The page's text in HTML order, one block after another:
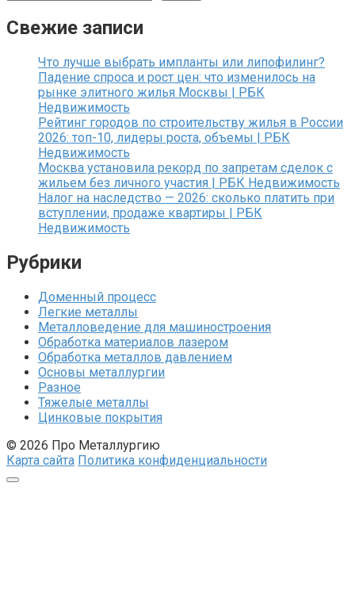
Свежие записи
Что лучше выбрать импланты или липофилинг?
Падение спроса и рост цен: что изменилось на
рынке элитного жилья Москвы | РБК
Недвижимость
Рейтинг городов по строительству жилья в России
2026: топ-10, лидеры роста, объемы | РБК
Недвижимость
Москва установила рекорд по запретам сделок с
жильем без личного участия | РБК Недвижимость
Налог на наследство — 2026: сколько платить при
вступлении, продаже квартиры | РБК
Недвижимость
Рубрики
Доменный процесс
Легкие металлы
Металловедение для машиностроения
Обработка материалов лазером
Обработка металлов давлением
Основы металлургии
Разное
Тяжелые металлы
Цинковые покрытия
© 2026 Про Металлургию
Карта сайта Политика конфиденциальности